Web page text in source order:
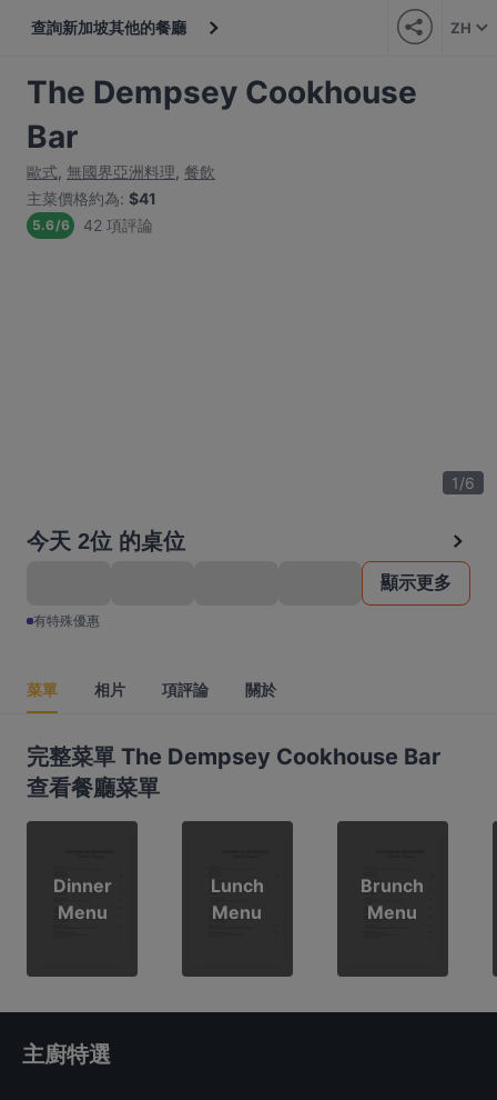
查詢新加坡其他的餐廳 ZH
The Dempsey Cookhouse
Bar
歐式, 無國界亞洲料理, 餐飲
主菜價格約為: $41
5.6/6 42 項評論
1/6
今天 2位 的桌位
顯示更多
有特殊優惠
菜單 相片 項評論 關於
完整菜單 The Dempsey Cookhouse Bar
查看餐廳菜單
Dinner
Menu
Lunch
Menu
Brunch
Menu
主廚特選